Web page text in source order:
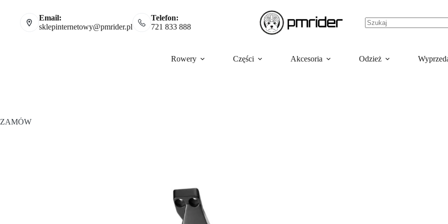
Email:
sklepinternetowy@pmrider.pl
Telefon:
721 833 888
Rowery Części Akcesoria Odzież
ZAMÓW